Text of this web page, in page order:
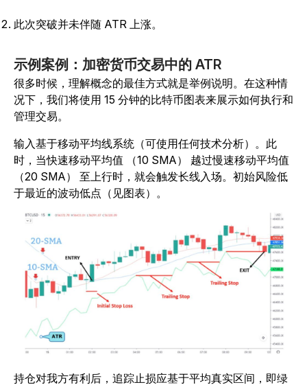
此次突破并未伴随 ATR 上涨。
示例案例：加密货币交易中的 ATR
很多时候，理解概念的最佳方式就是举例说明。在这种情
况下，我们将使用 15 分钟的比特币图表来展示如何执行和
管理交易。
输入基于移动平均线系统（可使用任何技术分析）。此
时，当快速移动平均值 （10 SMA） 越过慢速移动平均值
（20 SMA） 至上行时，就会触发长线入场。初始风险低
于最近的波动低点（见图表）。
持仓对我方有利后，追踪止损应基于平均真实区间，即绿